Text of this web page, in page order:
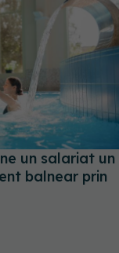
un salariat un
balnear prin